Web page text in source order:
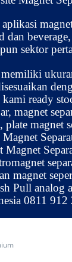
dan
sektor
ready
magnet
magnet
Magnet
Magnet
magnet
Pull analog
0811 912